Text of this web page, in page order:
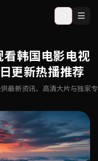
韩国电影电视
更新热播推荐
最新资讯、高清大片与独家专